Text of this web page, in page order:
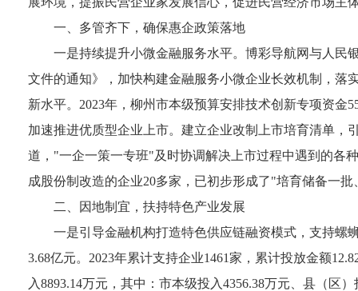
一、多管齐下，确保惠企政策落地
一是持续提升小微金融服务水平。博彩导航网与人民
文件的通知》，加快构建金融服务小微企业长效机制，
新水平。2023年，柳州市本级预算安排技术创新专项资
加速推进优质型企业上市。建立企业改制上市培育清单
道，"一企一策一专班"及时协调解决上市过程中遇到的各
成股份制改造的企业20多家，已初步形成了"培育储备一
二、因地制宜，扶持特色产业发展
一是引导金融机构打造特色供应链融资模式，支持螺
3.68亿元。2023年累计支持企业1461家，累计投放金额
入8893.14万元，其中：市本级投入4356.38万元、县（区